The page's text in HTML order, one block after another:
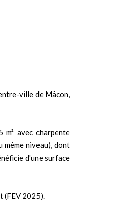
ville de Mâcon,
avec charpente
même niveau), dont
d'une surface
(FEV 2025).